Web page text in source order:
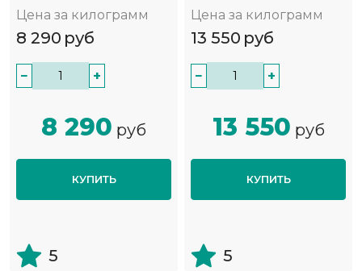
Цена за килограмм
8 290 руб
− +
8 290 руб
КУПИТЬ
5
Цена за килограмм
13 550 руб
− +
13 550 руб
КУПИТЬ
5